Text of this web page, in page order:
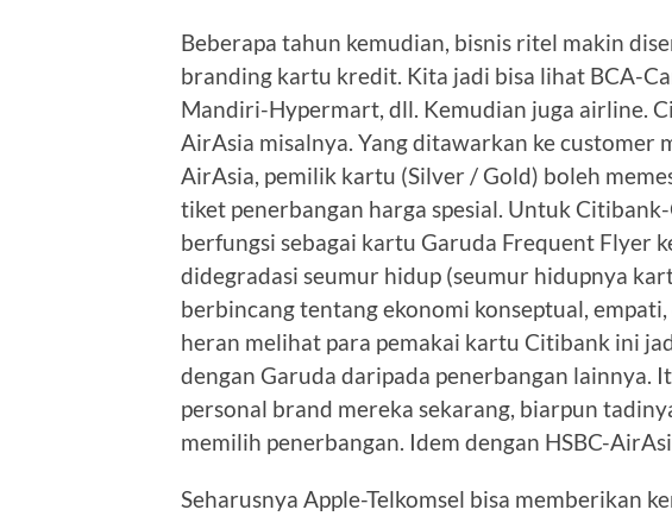
Beberapa tahun kemudian, bisnis ritel makin
branding kartu kredit. Kita jadi bisa lihat BCA-
Mandiri-Hypermart, dll. Kemudian juga airline.
AirAsia misalnya. Yang ditawarkan ke customer
AirAsia, pemilik kartu (Silver / Gold) boleh
tiket penerbangan harga spesial. Untuk
berfungsi sebagai kartu Garuda Frequent Flyer
didegradasi seumur hidup (seumur hidupnya
berbincang tentang ekonomi konseptual,
heran melihat para pemakai kartu Citibank ini
dengan Garuda daripada penerbangan lainnya.
personal brand mereka sekarang, biarpun
memilih penerbangan. Idem dengan HSBC-
Seharusnya Apple-Telkomsel bisa memberikan